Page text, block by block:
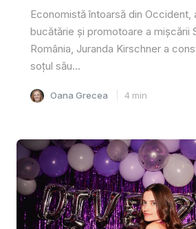
Economistă întoarsă din Occident,
bucătărie și promotoare a mișcării
România, Juranda Kirschner a
soțul său...
Oana Grecea 4 min